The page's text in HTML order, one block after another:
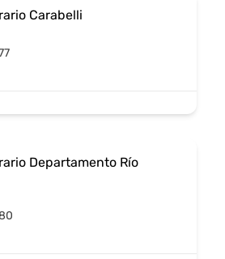
Carabelli
Departamento Río